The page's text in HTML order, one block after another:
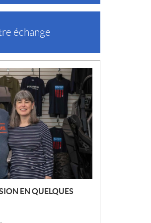
échange
EN QUELQUES